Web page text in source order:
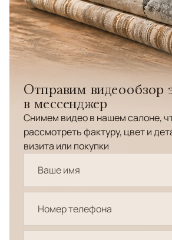
Отправим видеообзор
в мессенджер
Снимем видео в нашем салоне,
рассмотреть фактуру, цвет и
визита или покупки